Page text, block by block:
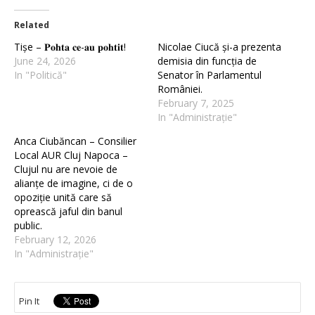
Related
Tișe – 𝐏𝐨𝐡𝐭𝐚 𝐜𝐞-𝐚𝐮 𝐩𝐨𝐡𝐭𝐢𝐭!
June 24, 2026
In "Politică"
Nicolae Ciucă și-a prezenta
demisia din funcția de
Senator în Parlamentul
României.
February 7, 2025
In "Administrație"
Anca Ciubăncan – Consilier
Local AUR Cluj Napoca –
Clujul nu are nevoie de
alianțe de imagine, ci de o
opoziție unită care să
oprească jaful din banul
public.
February 12, 2026
In "Administrație"
Pin It